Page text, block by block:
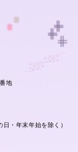
地
・年末年始を除く）